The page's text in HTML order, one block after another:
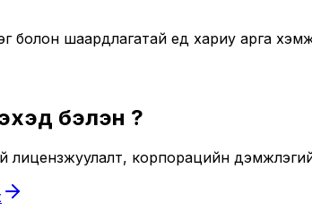
шаардлагатай үед хариу арга
бэлэн үү?
лицензжуулалт, корпорацийн